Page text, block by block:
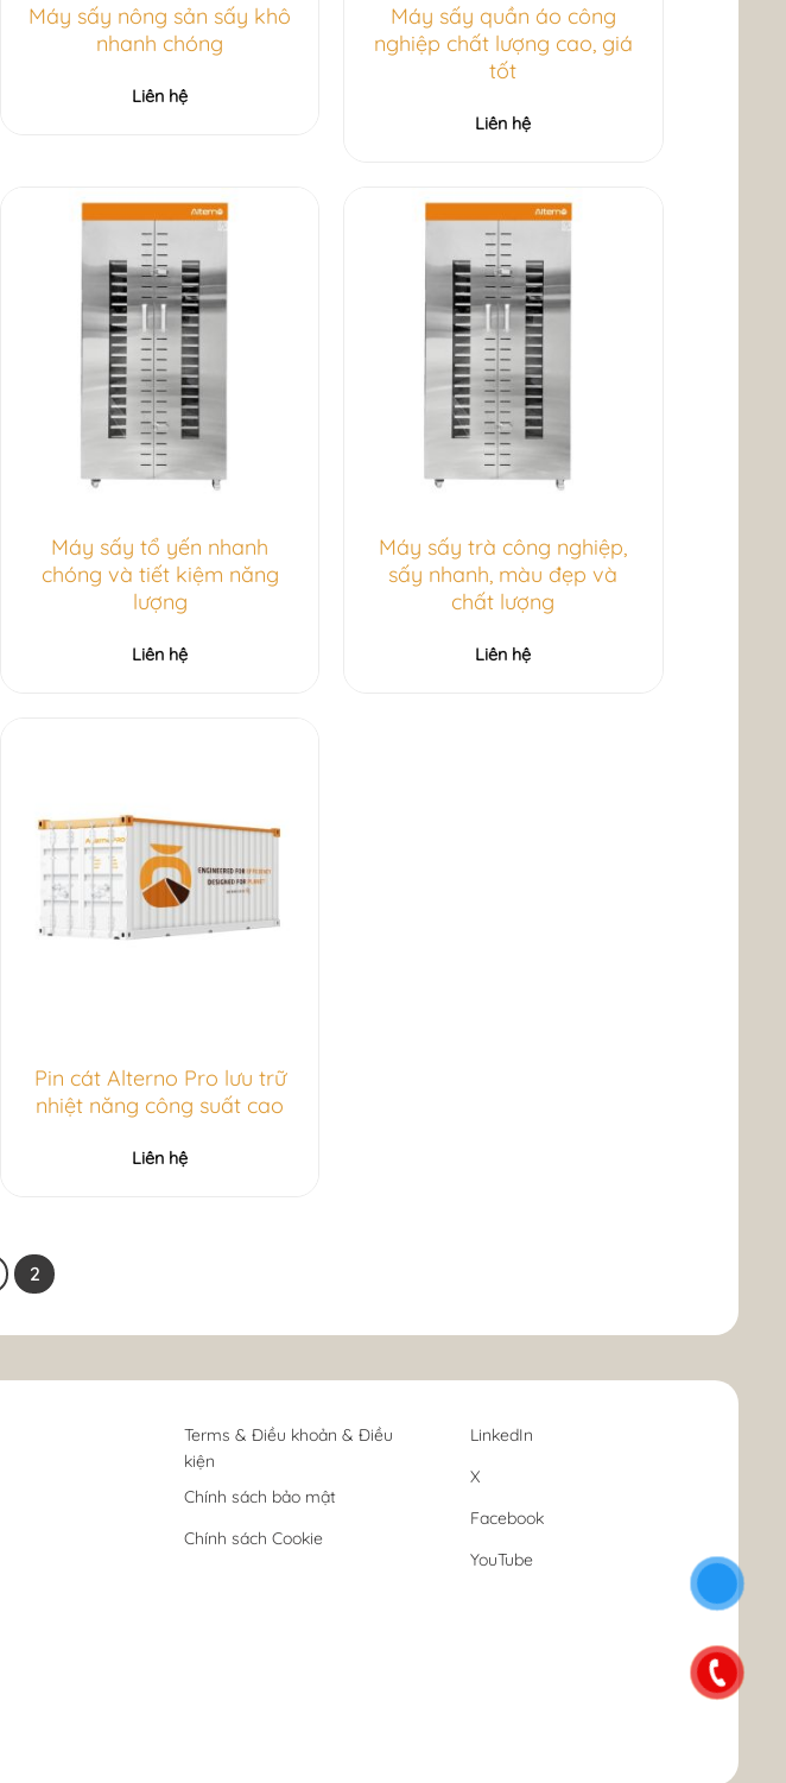
Máy sấy nông sản sấy khô
nhanh chóng
Liên hệ
Máy sấy quần áo công
nghiệp chất lượng cao, giá
tốt
Liên hệ
Máy sấy tổ yến nhanh
chóng và tiết kiệm năng
lượng
Liên hệ
Máy sấy trà công nghiệp,
sấy nhanh, màu đẹp và
chất lượng
Liên hệ
Pin cát Alterno Pro lưu trữ
nhiệt năng công suất cao
Liên hệ
2
Terms & Điều khoản & Điều
kiện
Chính sách bảo mật
Chính sách Cookie
LinkedIn
X
Facebook
YouTube